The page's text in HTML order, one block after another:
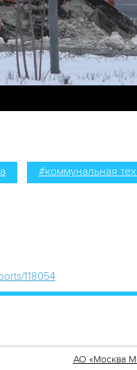
#коммунальная
118054
АО «Москва